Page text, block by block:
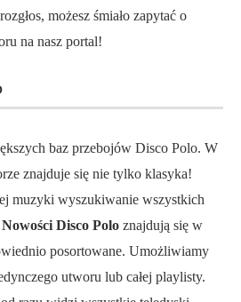
możesz śmiało zapytać o
na nasz portal!
baz przebojów Disco Polo. W
znajduje się nie tylko klasyka!
muzyki wyszukiwanie wszystkich
Nowości Disco Polo znajdują się w
posortowane. Umożliwiamy
utworu lub całej playlisty.